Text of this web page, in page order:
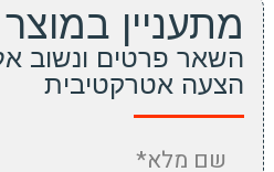
מתעניין
השאר פרטים ונשוב
הצעה אטרקטיבית